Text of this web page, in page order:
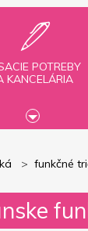
POTREBY
KANCELÁRIA
funkčné